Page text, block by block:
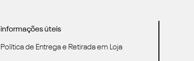
informações úteis
Política de Entrega e Retirada em Loja